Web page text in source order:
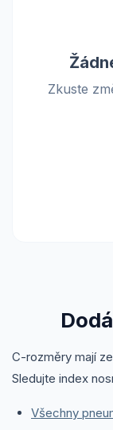
Zkuste
C-rozměry mají
Sledujte index
Všechny